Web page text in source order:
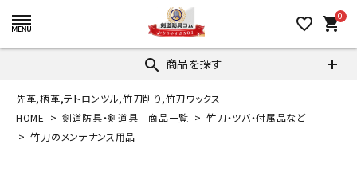
favorite_border 0
shopping_cart
search 商品を探す
先革,柄革,テトロンツル,竹刀削り,竹刀ワックス
HOME
剣道防具・剣道具 商品一覧
竹刀・ツバ・付属品など
竹刀のメンテナンス用品